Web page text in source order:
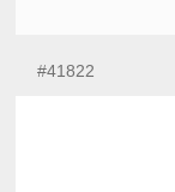
#41822